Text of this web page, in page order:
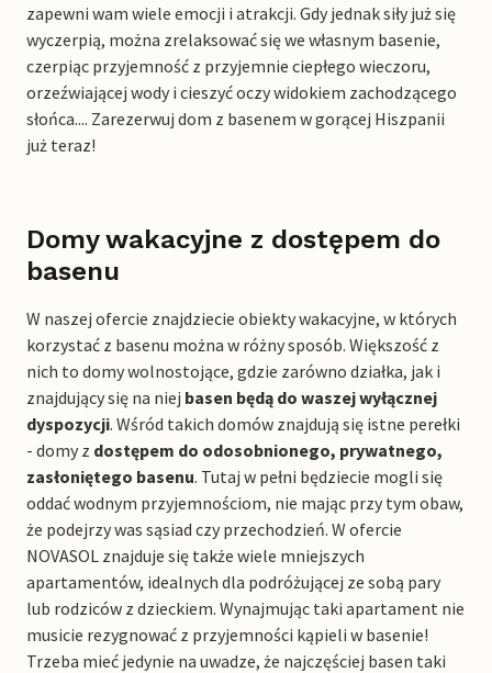
zapewni wam wiele emocji i atrakcji. Gdy jednak siły już się
wyczerpią, można zrelaksować się we własnym basenie,
czerpiąc przyjemność z przyjemnie ciepłego wieczoru,
orzeźwiającej wody i cieszyć oczy widokiem zachodzącego
słońca.... Zarezerwuj dom z basenem w gorącej Hiszpanii
już teraz!
Domy wakacyjne z dostępem do
basenu
W naszej ofercie znajdziecie obiekty wakacyjne, w których
korzystać z basenu można w różny sposób. Większość z
nich to domy wolnostojące, gdzie zarówno działka, jak i
znajdujący się na niej basen będą do waszej wyłącznej
dyspozycji. Wśród takich domów znajdują się istne perełki
- domy z dostępem do odosobnionego, prywatnego,
zasłoniętego basenu. Tutaj w pełni będziecie mogli się
oddać wodnym przyjemnościom, nie mając przy tym obaw,
że podejrzy was sąsiad czy przechodzień. W ofercie
NOVASOL znajduje się także wiele mniejszych
apartamentów, idealnych dla podróżującej ze sobą pary
lub rodziców z dzieckiem. Wynajmując taki apartament nie
musicie rezygnować z przyjemności kąpieli w basenie!
Trzeba mieć jedynie na uwadze, że najczęściej basen taki